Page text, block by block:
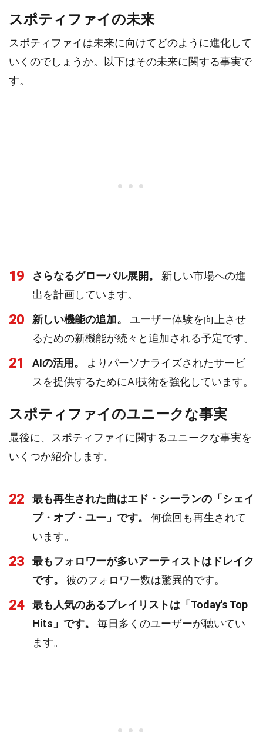
スポティファイの未来
スポティファイは未来に向けてどのように進化して
いくのでしょうか。以下はその未来に関する事実で
す。
19 さらなるグローバル展開。
新しい市場への進
出を計画しています。
20 新しい機能の追加。
ユーザー体験を向上させ
るための新機能が続々と追加される予定です。
21 AIの活用。
よりパーソナライズされたサービ
スを提供するためにAI技術を強化しています。
スポティファイのユニークな事実
最後に、スポティファイに関するユニークな事実を
いくつか紹介します。
22
最も再生された曲はエド・シーランの「シェイ
プ・オブ・ユー」です。
何億回も再生されて
います。
23
最もフォロワーが多いアーティストはドレイク
です。
彼のフォロワー数は驚異的です。
24
最も人気のあるプレイリストは「Today's Top
Hits」です。
毎日多くのユーザーが聴いてい
ます。